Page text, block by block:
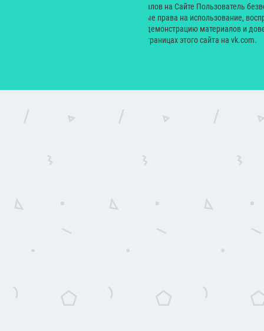
© 2000 — 2024. При размещении материалов на Сайте Пользователь
Екатерина Николаевна неисключительные права на использование,
производных произведений, а также на демонстрацию материалов и
сайт yesmagazine.ru и на официальных страницах этого сайта на vk.com.